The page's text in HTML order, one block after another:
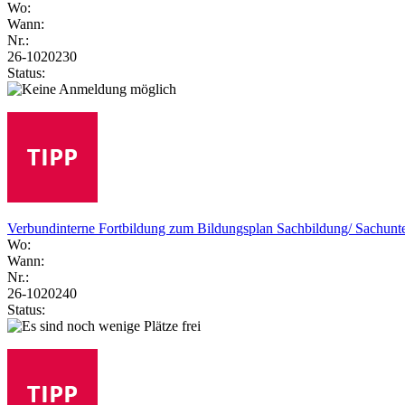
Wo:
Wann:
Nr.:
26-1020230
Status:
Verbundinterne Fortbildung zum Bildungsplan Sachbildung/
Wo:
Wann:
Nr.:
26-1020240
Status: